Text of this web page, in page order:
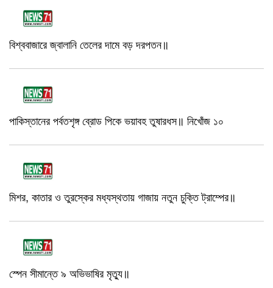
বিশ্ববাজারে জ্বালানি তেলের দামে বড় দরপতন॥
পাকিস্তানের পর্বতশৃঙ্গ ব্রোড পিকে ভয়াবহ তুষারধস॥ নিখোঁজ ১০
মিশর, কাতার ও তুরস্কের মধ্যস্থতায় গাজায় নতুন চুক্তি ট্রাম্পের॥
স্পেন সীমান্তে ৯ অভিভাষির মৃত‍্যু॥